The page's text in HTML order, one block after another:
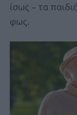
ίσως – τα
φως.